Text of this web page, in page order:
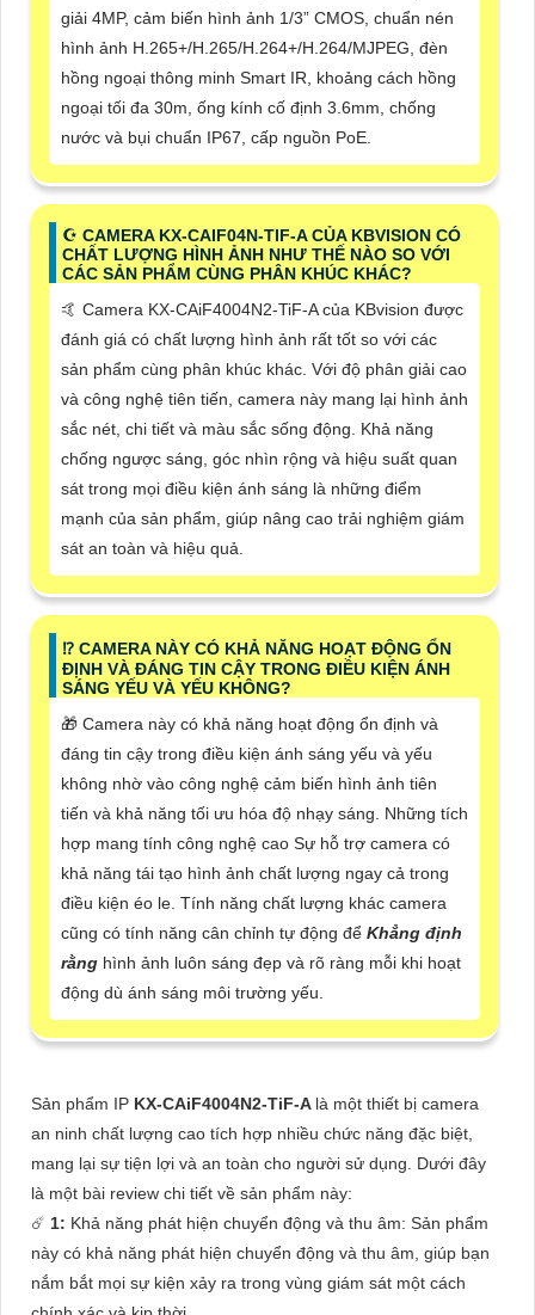
giải 4MP, cảm biến hình ảnh 1/3” CMOS, chuẩn nén
hình ảnh H.265+/H.265/H.264+/H.264/MJPEG, đèn
hồng ngoại thông minh Smart IR, khoảng cách hồng
ngoại tối đa 30m, ống kính cố định 3.6mm, chống
nước và bụi chuẩn IP67, cấp nguồn PoE.
☪ CAMERA KX-CAIF04N-TIF-A CỦA KBVISION CÓ
CHẤT LƯỢNG HÌNH ẢNH NHƯ THẾ NÀO SO VỚI
CÁC SẢN PHẨM CÙNG PHÂN KHÚC KHÁC?
🤙 Camera KX-CAiF4004N2-TiF-A của KBvision được
đánh giá có chất lượng hình ảnh rất tốt so với các
sản phẩm cùng phân khúc khác. Với độ phân giải cao
và công nghệ tiên tiến, camera này mang lại hình ảnh
sắc nét, chi tiết và màu sắc sống động. Khả năng
chống ngược sáng, góc nhìn rộng và hiệu suất quan
sát trong mọi điều kiện ánh sáng là những điểm
mạnh của sản phẩm, giúp nâng cao trải nghiệm giám
sát an toàn và hiệu quả.
⁉️ CAMERA NÀY CÓ KHẢ NĂNG HOẠT ĐỘNG ỔN
ĐỊNH VÀ ĐÁNG TIN CẬY TRONG ĐIỀU KIỆN ÁNH
SÁNG YẾU VÀ YẾU KHÔNG?
🎁 Camera này có khả năng hoạt động ổn định và
đáng tin cậy trong điều kiện ánh sáng yếu và yếu
không nhờ vào công nghệ cảm biến hình ảnh tiên
tiến và khả năng tối ưu hóa độ nhạy sáng. Những tích
hợp mang tính công nghệ cao Sự hỗ trợ camera có
khả năng tái tạo hình ảnh chất lượng ngay cả trong
điều kiện éo le. Tính năng chất lượng khác camera
cũng có tính năng cân chỉnh tự động để Khẳng định
rằng hình ảnh luôn sáng đẹp và rõ ràng mỗi khi hoạt
động dù ánh sáng môi trường yếu.
Sản phẩm IP KX-CAiF4004N2-TiF-A là một thiết bị camera
an ninh chất lượng cao tích hợp nhiều chức năng đặc biệt,
mang lại sự tiện lợi và an toàn cho người sử dụng. Dưới đây
là một bài review chi tiết về sản phẩm này:
☄️ 1: Khả năng phát hiện chuyển động và thu âm: Sản phẩm
này có khả năng phát hiện chuyển động và thu âm, giúp bạn
nắm bắt mọi sự kiện xảy ra trong vùng giám sát một cách